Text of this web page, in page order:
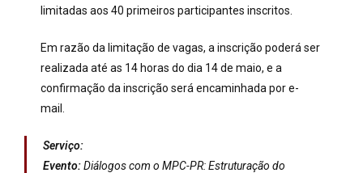
limitadas aos 40 primeiros participantes inscritos.
Em razão da limitação de vagas, a inscrição poderá ser
realizada até as 14 horas do dia 14 de maio, e a
confirmação da inscrição será encaminhada por e-
mail.
Serviço:
Evento:Diálogos com o MPC-PR: Estruturação do